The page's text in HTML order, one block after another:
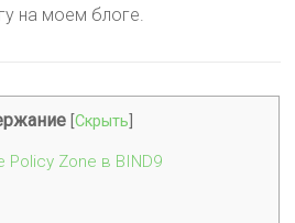
на моем блоге.
[Скрыть
Policy Zone в BIND9